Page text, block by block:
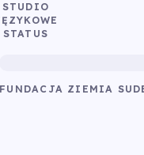
STUDIO
STATUS
FUNDACJA ZIEMIA